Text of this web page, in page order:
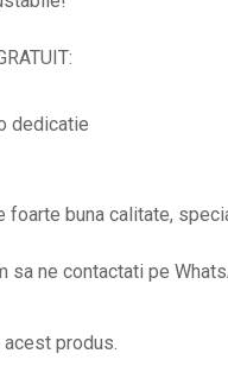
dedicatie
buna calitate,
sa ne contactati pe
produs.